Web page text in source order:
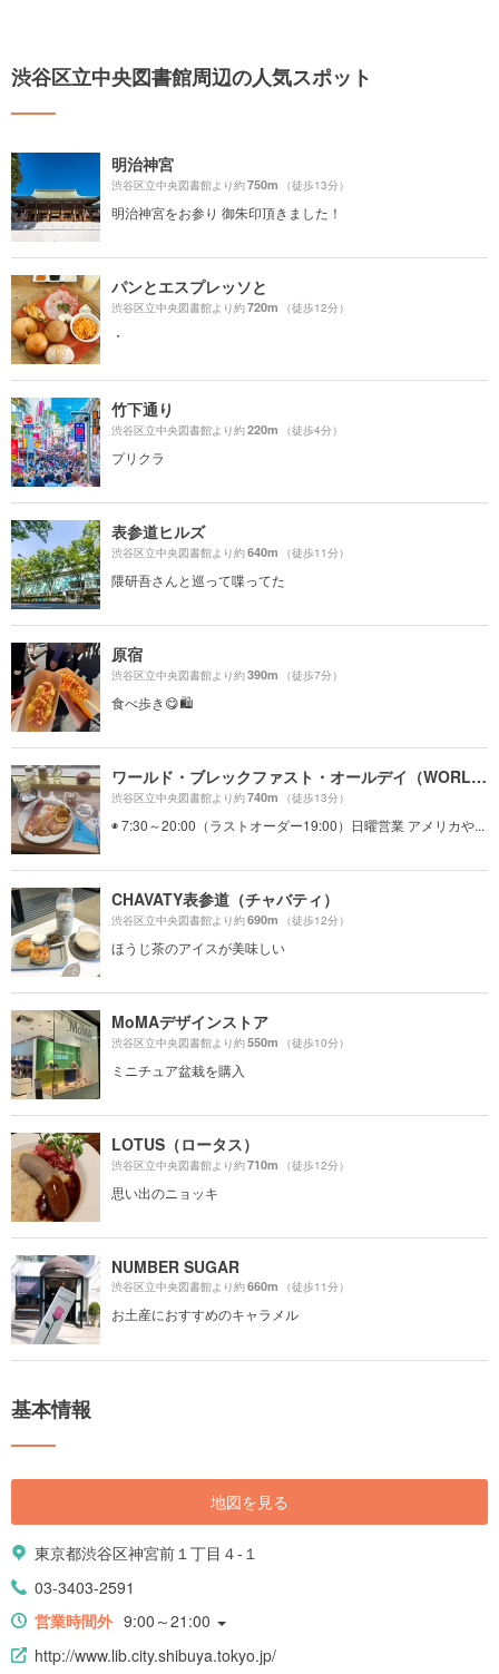
渋谷区立中央図書館周辺の人気スポット
明治神宮
渋谷区立中央図書館より約750m （徒歩13分）
明治神宮をお参り 御朱印頂きました！
パンとエスプレッソと
渋谷区立中央図書館より約720m （徒歩12分）
・
竹下通り
渋谷区立中央図書館より約220m （徒歩4分）
プリクラ
表参道ヒルズ
渋谷区立中央図書館より約640m （徒歩11分）
隈研吾さんと巡って喋ってた
原宿
渋谷区立中央図書館より約390m （徒歩7分）
食べ歩き😋🛍
ワールド・ブレックファスト・オールデイ（WORLD BREAKFAST ALLDAY）
渋谷区立中央図書館より約740m （徒歩13分）
◉ 7:30～20:00（ラストオーダー19:00）日曜営業 アメリカや...
CHAVATY表参道（チャバティ）
渋谷区立中央図書館より約690m （徒歩12分）
ほうじ茶のアイスが美味しい
MoMAデザインストア
渋谷区立中央図書館より約550m （徒歩10分）
ミニチュア盆栽を購入
LOTUS（ロータス）
渋谷区立中央図書館より約710m （徒歩12分）
思い出のニョッキ
NUMBER SUGAR
渋谷区立中央図書館より約660m （徒歩11分）
お土産におすすめのキャラメル
基本情報
地図を見る
東京都渋谷区神宮前１丁目４-１
03-3403-2591
営業時間外 9:00～21:00
http://www.lib.city.shibuya.tokyo.jp/